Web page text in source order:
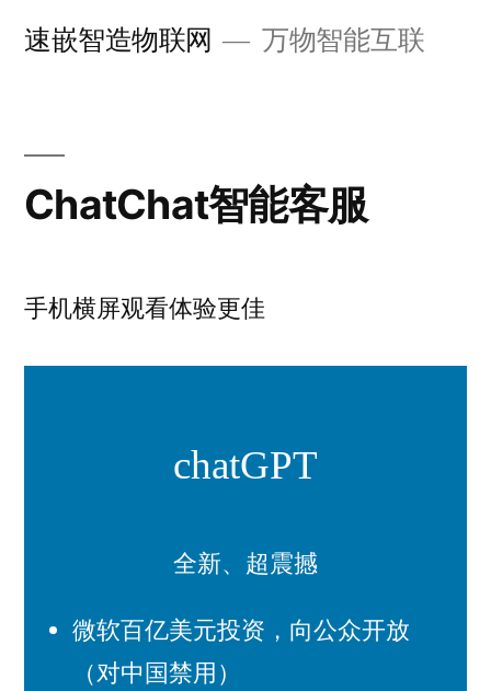
速嵌智造物联网 万物智能互联
ChatChat智能客服
手机横屏观看体验更佳
chatGPT
全新、超震撼
微软百亿美元投资，向公众开放
（对中国禁用）